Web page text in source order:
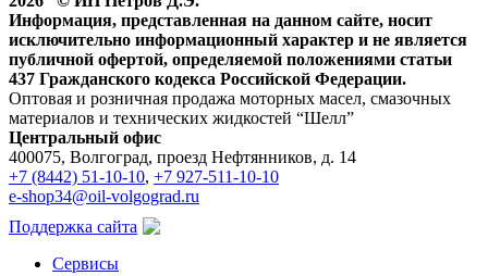
Информация, представленная на данном сайте, носит
исключительно информационный характер и не является
публичной офертой, определяемой положениями статьи
437 Гражданского кодекса Российской Федерации.
Оптовая и розничная продажа моторных масел, смазочных
материалов и технических жидкостей “Шелл”
Центральный офис
400075, Волгоград, проезд Нефтянников, д. 14
+7 (8442) 51-10-10, +7 927-511-10-10
e-shop34@oil-volgograd.ru
Поддержка сайта
Сервисы